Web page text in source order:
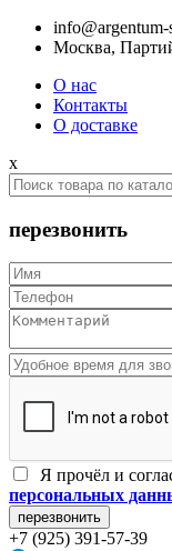
info@argentum-
Москва,
О нас
Контакты
О доставке
x
перезвонить
Я прочёл и
персональных
+7 (925) 391-57-39